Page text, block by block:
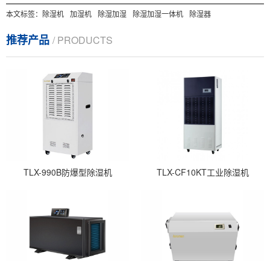
本文标签： 除湿机 加湿机 除湿加湿 除湿加湿一体机 除湿器
推荐产品 / PRODUCTS
TLX-990B防爆型除湿机 TLX-CF10KT工业除湿机